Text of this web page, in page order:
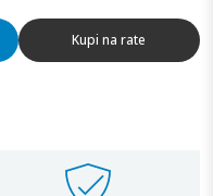
Kupi na rate